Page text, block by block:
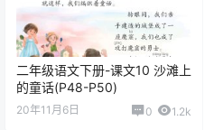
二年级语文下册-课文10 沙滩上
的童话(P48-P50)
20年11月6日 0 1.2k